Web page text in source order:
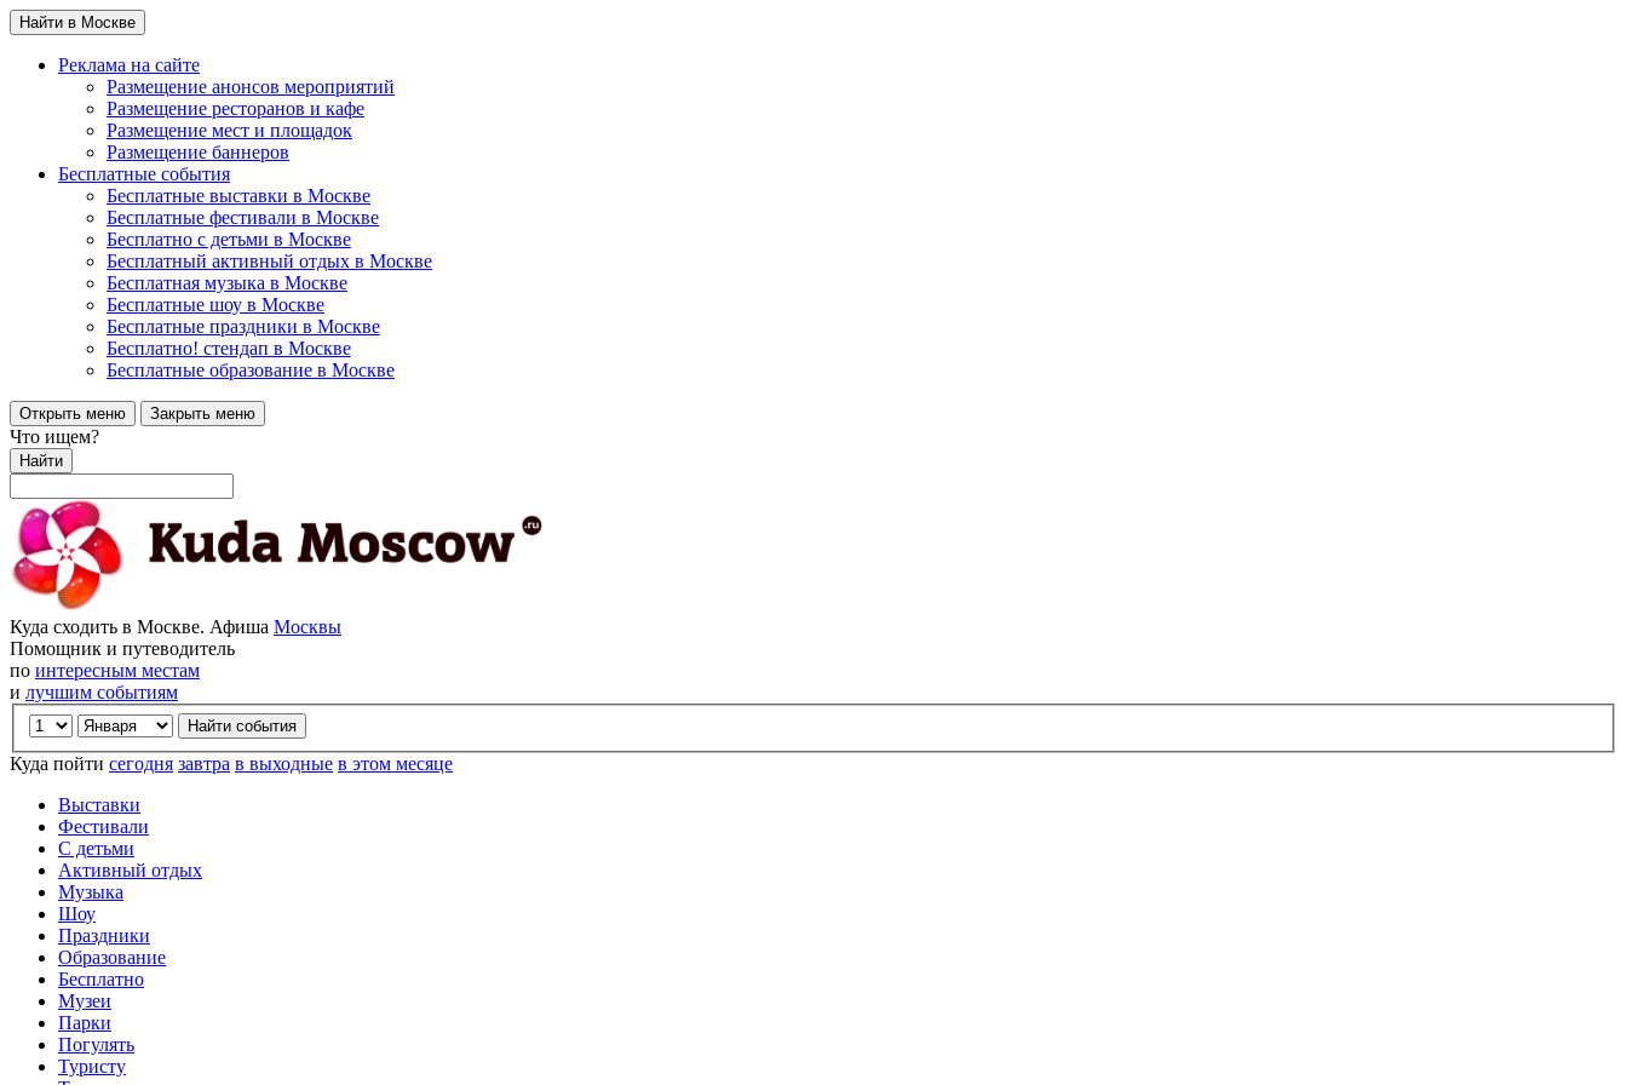
Найти в Москве
Реклама на сайте
Размещение анонсов мероприятий
Размещение ресторанов и кафе
Размещение мест и площадок
Размещение баннеров
Бесплатные события
Бесплатные выставки в Москве
Бесплатные фестивали в Москве
Бесплатно с детьми в Москве
Бесплатный активный отдых в Москве
Бесплатная музыка в Москве
Бесплатные шоу в Москве
Бесплатные праздники в Москве
Бесплатно! стендап в Москве
Бесплатные образование в Москве
Открыть меню Закрыть меню
Что ищем?
Найти
Куда сходить в Москве. Афиша Москвы
Помощник и путеводитель
по интересным местам
и лучшим событиям
Куда пойти сегодня завтра в выходные в этом месяце
Выставки
Фестивали
С детьми
Активный отдых
Музыка
Шоу
Праздники
Образование
Бесплатно
Музеи
Парки
Погулять
Туристу